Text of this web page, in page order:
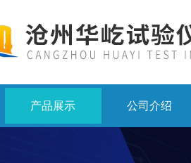
产品展示 公司介绍